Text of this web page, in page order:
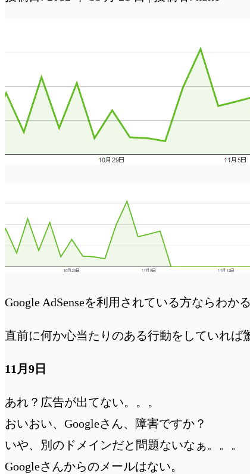
Google AdSenseを利用されている方ならわ
直前に何か心当たりのある行動をしていれば
11月9日
あれ？広告が出てない。。。
おいおい、Googleさん、障害ですか？
いや、別のドメインだと問題ないなぁ。。。
Googleさんからのメールはない。